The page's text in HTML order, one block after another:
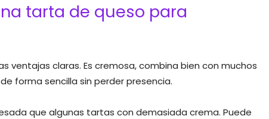
tarta de queso para
ventajas claras. Es cremosa, combina bien con muchos
forma sencilla sin perder presencia.
que algunas tartas con demasiada crema. Puede